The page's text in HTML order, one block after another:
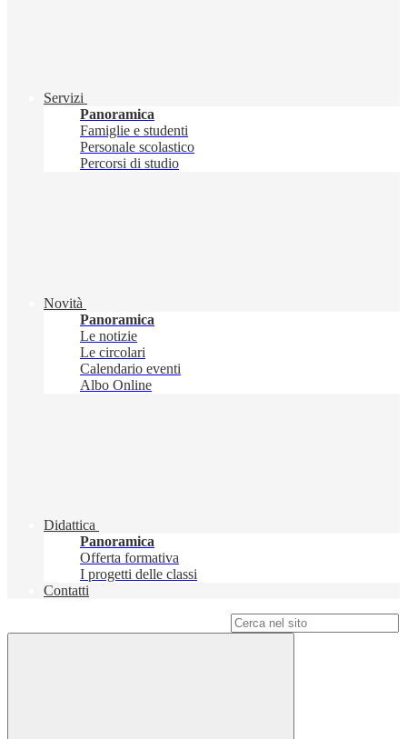
Servizi
Panoramica
Famiglie e studenti
Personale scolastico
Percorsi di studio
Novità
Panoramica
Le notizie
Le circolari
Calendario eventi
Albo Online
Didattica
Panoramica
Offerta formativa
I progetti delle classi
Contatti